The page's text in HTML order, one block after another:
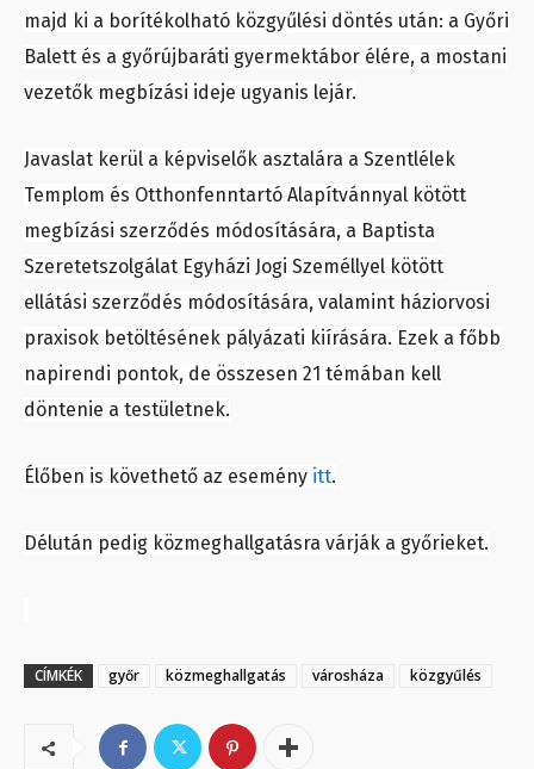
majd ki a borítékolható közgyűlési döntés után: a Győri
Balett és a győrújbaráti gyermektábor élére, a mostani
vezetők megbízási ideje ugyanis lejár.
Javaslat kerül a képviselők asztalára a Szentlélek
Templom és Otthonfenntartó Alapítvánnyal kötött
megbízási szerződés módosítására, a Baptista
Szeretetszolgálat Egyházi Jogi Személlyel kötött
ellátási szerződés módosítására, valamint háziorvosi
praxisok betöltésének pályázati kiírására. Ezek a főbb
napirendi pontok, de összesen 21 témában kell
döntenie a testületnek.
Élőben is követhető az esemény itt.
Délután pedig közmeghallgatásra várják a győrieket.
CÍMKÉK győr közmeghallgatás városháza közgyűlés